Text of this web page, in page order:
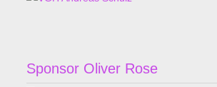
Sponsor Oliver Rose